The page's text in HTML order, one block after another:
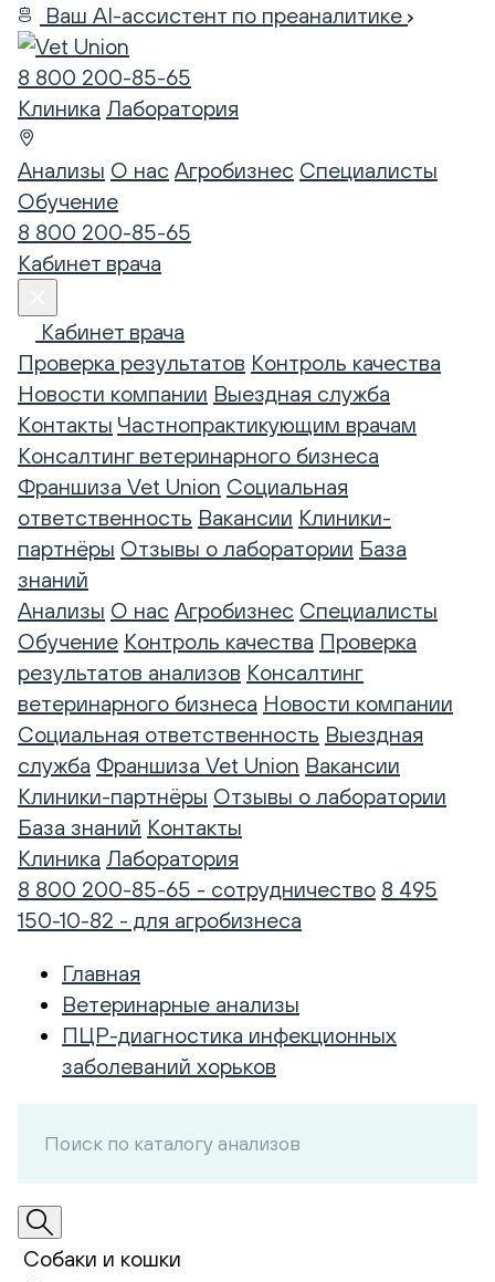
Ваш AI-ассистент по преаналитике
8 800 200-85-65
Клиника Лаборатория
Анализы О нас Агробизнес Специалисты
Обучение
8 800 200-85-65
Кабинет врача
Кабинет врача
Проверка результатов Контроль качества
Новости компании Выездная служба
Контакты Частнопрактикующим врачам
Консалтинг ветеринарного бизнеса
Франшиза Vet Union Социальная
ответственность Вакансии Клиники-
партнёры Отзывы о лаборатории База
знаний
Анализы О нас Агробизнес Специалисты
Обучение Контроль качества Проверка
результатов анализов Консалтинг
ветеринарного бизнеса Новости компании
Социальная ответственность Выездная
служба Франшиза Vet Union Вакансии
Клиники-партнёры Отзывы о лаборатории
База знаний Контакты
Клиника Лаборатория
8 800 200-85-65 - сотрудничество 8 495
150-10-82 - для агробизнеса
Главная
Ветеринарные анализы
ПЦР-диагностика инфекционных
заболеваний хорьков
Собаки и кошки